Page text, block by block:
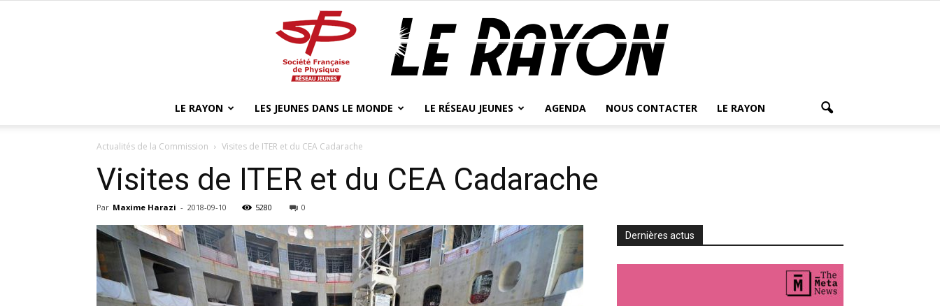
LE RAYON LES JEUNES DANS LE MONDE LE RÉSEAU JEUNES AGENDA NOUS CONTACTER LE RAYON
Actualités de la Commission Visites de ITER et du CEA Cadarache
Visites de ITER et du CEA Cadarache
Par Maxime Harazi - 2018-09-10 5280 0
Dernières actus